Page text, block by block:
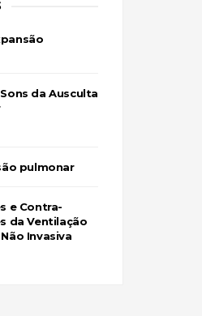
da Ausculta
pulmonar
e Contra-
da Ventilação
Invasiva